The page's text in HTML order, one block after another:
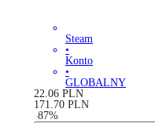
Steam
•
Konto
•
GLOBALNY
22.06 PLN
171.70 PLN
-87%